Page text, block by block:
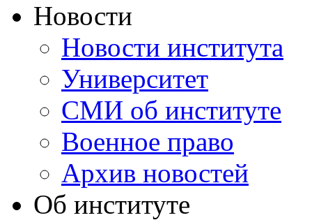
Новости
Новости института
Университет
СМИ об институте
Военное право
Архив новостей
Об институте